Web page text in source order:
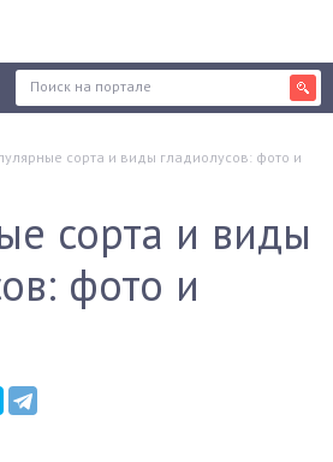
сорта и виды гладиолусов: фото и
сорта и виды
фото и